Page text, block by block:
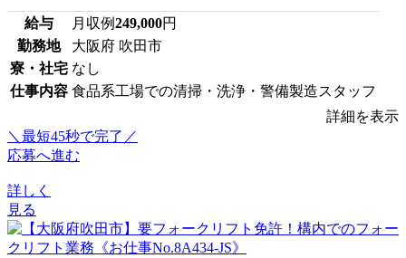
給与 月収例249,000円
勤務地
大阪府 吹田市
寮・社宅 なし
仕事内容 食品系工場での清掃・洗浄・警備製造スタッフ
詳細を表示
＼最短45秒で完了／
応募へ進む
詳しく
見る